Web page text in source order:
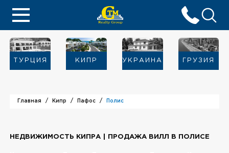
ТУРЦИЯ КИПР УКРАИНА ГРУЗИЯ
Главная Кипр Пафос Полис
НЕДВИЖИМОСТЬ КИПРА | ПРОДАЖА ВИЛЛ В ПОЛИСЕ